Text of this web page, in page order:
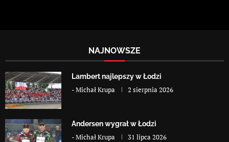
NAJNOWSZE
Lambert najlepszy w Łodzi
-Michał Krupa 2 sierpnia 2026
Andersen wygrał w Łodzi
-Michał Krupa 31 lipca 2026